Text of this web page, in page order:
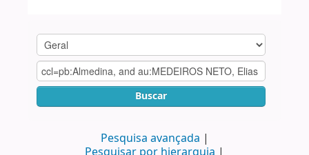
Buscar
Pesquisa avançada